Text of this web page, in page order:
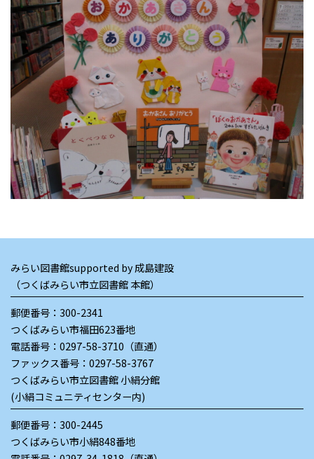
みらい図書館supported by 成島建設
（つくばみらい市立図書館 本館）
郵便番号：300-2341
つくばみらい市福田623番地
電話番号： 0297-58-3710（直通）
ファックス番号：0297-58-3767
つくばみらい市立図書館 小絹分館
(小絹コミュニティセンター内)
郵便番号：300-2445
つくばみらい市小絹848番地